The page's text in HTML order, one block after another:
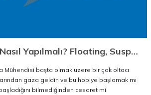
Maket Seçimi Nasıl Yapılmalı? Floating, Suspending, Sinking Ne Demek?
Mühendisi başta olmak üzere bir çok oltacı
gaza geldin ve bu hobiye başlamak mı
bilmediğinden cesaret mi